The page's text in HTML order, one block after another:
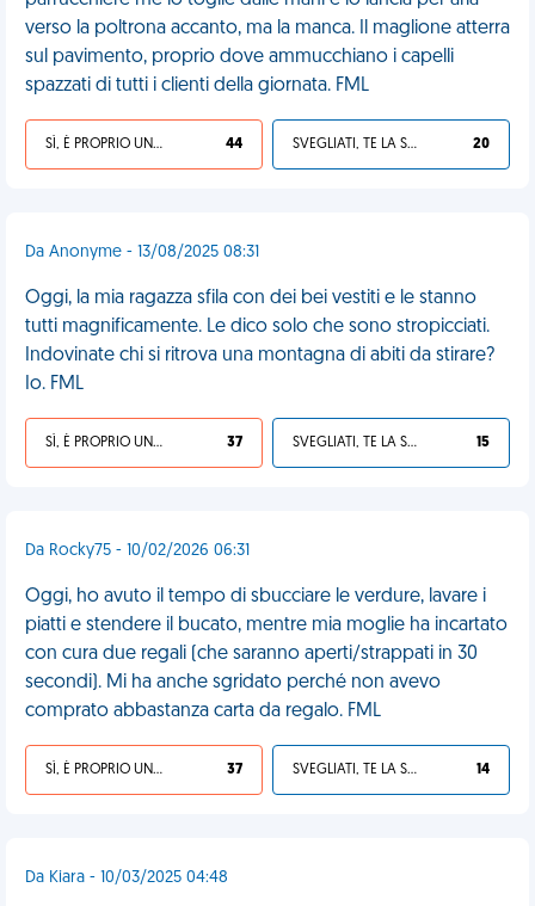
verso la poltrona accanto, ma la manca. Il maglione atterra
sul pavimento, proprio dove ammucchiano i capelli
spazzati di tutti i clienti della giornata. FML
SÌ, È PROPRIO UNA VDM! 44 SVEGLIATI, TE LA SEI CERCATA! 20
Da Anonyme - 13/08/2025 08:31
Oggi, la mia ragazza sfila con dei bei vestiti e le stanno
tutti magnificamente. Le dico solo che sono stropicciati.
Indovinate chi si ritrova una montagna di abiti da stirare?
Io. FML
SÌ, È PROPRIO UNA VDM! 37 SVEGLIATI, TE LA SEI CERCATA! 15
Da Rocky75 - 10/02/2026 06:31
Oggi, ho avuto il tempo di sbucciare le verdure, lavare i
piatti e stendere il bucato, mentre mia moglie ha incartato
con cura due regali (che saranno aperti/strappati in 30
secondi). Mi ha anche sgridato perché non avevo
comprato abbastanza carta da regalo. FML
SÌ, È PROPRIO UNA VDM! 37 SVEGLIATI, TE LA SEI CERCATA! 14
Da Kiara - 10/03/2025 04:48